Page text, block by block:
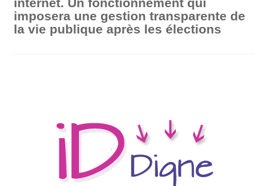
internet. Un fonctionnement qui
imposera une gestion transparente de
la vie publique après les élections